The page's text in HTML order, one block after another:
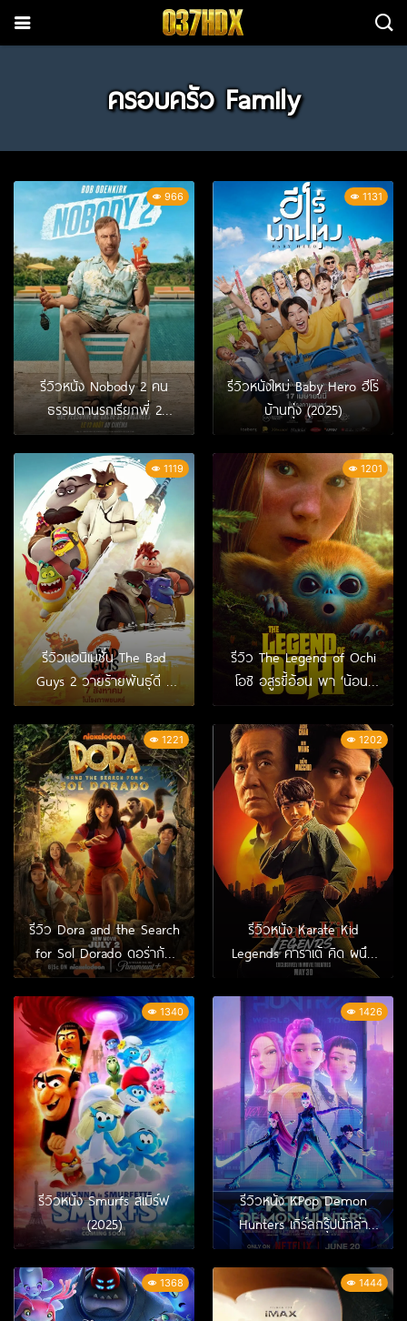
ครอบครัว Family
966
รีวิวหนัง Nobody 2 คน
ธรรมดานรกเรียกพี่ 2
(2025)
1131
รีวิวหนังใหม่ Baby Hero ฮีโร่
บ้านทุ่ง (2025)
1119
รีวิวแอนิเมชั่น The Bad
Guys 2 วายร้ายพันธุ์ดี 2
(2025)
1201
รีวิว The Legend of Ochi
โอชิ อสูรขี้อ้อน พา ‘น้อน’
กลับบ้าน (2025)
1221
รีวิว Dora and the Search
for Sol Dorado ดอร่ากับ
การตามหาพระอาทิตย์สีทอง
(2025)
1202
รีวิวหนัง Karate Kid
Legends คาราเต้ คิด ผนึก
พลังตำนานนักสู้ (2025)
1340
รีวิวหนัง Smurfs สเมิร์ฟ
(2025)
1426
รีวิวหนัง KPop Demon
Hunters เกิร์ลกรุ๊ปนักล่า
ปีศาจ (2025)
1368 1444